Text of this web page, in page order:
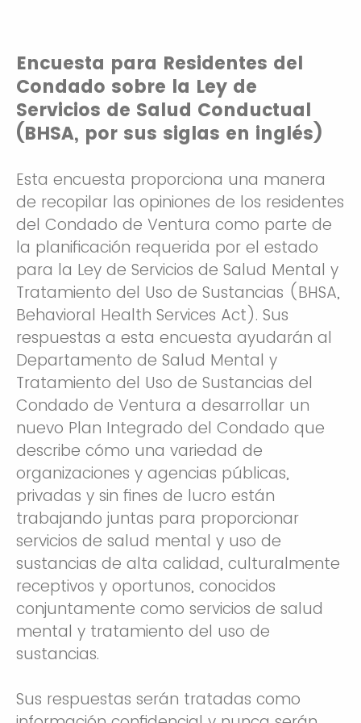
Encuesta para Residentes del
Condado sobre la Ley de
Servicios de Salud Conductual
(BHSA, por sus siglas en inglés)
Esta encuesta proporciona una manera
de recopilar las opiniones de los residentes
del Condado de Ventura como parte de
la planificación requerida por el estado
para la Ley de Servicios de Salud Mental y
Tratamiento del Uso de Sustancias (BHSA,
Behavioral Health Services Act). Sus
respuestas a esta encuesta ayudarán al
Departamento de Salud Mental y
Tratamiento del Uso de Sustancias del
Condado de Ventura a desarrollar un
nuevo Plan Integrado del Condado que
describe cómo una variedad de
organizaciones y agencias públicas,
privadas y sin fines de lucro están
trabajando juntas para proporcionar
servicios de salud mental y uso de
sustancias de alta calidad, culturalmente
receptivos y oportunos, conocidos
conjuntamente como servicios de salud
mental y tratamiento del uso de
sustancias.
Sus respuestas serán tratadas como